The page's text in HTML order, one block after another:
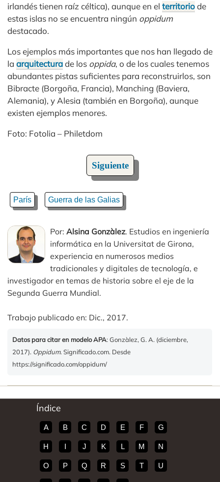
irlandés tienen raíz céltica), aunque en el territoriode
estas islas no se encuentra ningún oppidum
destacado.
Los ejemplos más importantes que nos han llegado de
la arquitecturade los oppida, o de los cuales tenemos
abundantes pistas suficientes para reconstruirlos, son
Bibracte (Borgoña, Francia), Manching (Baviera,
Alemania), y Alesia (también en Borgoña), aunque
existen ejemplos menores.
Foto: Fotolia – Philetdom
Siguiente
París Guerra de las Galias
Por: Alsina Gonzàlez. Estudios en ingeniería
informática en la Universitat de Girona,
experiencia en numerosos medios
tradicionales y digitales de tecnología, e
investigador en temas de historia sobre el eje de la
Segunda Guerra Mundial.
Trabajo publicado en: Dic., 2017.
Datos para citar en modelo APA: Gonzàlez, G. A. (diciembre,
2017). Oppidum. Significado.com. Desde
https://significado.com/oppidum/
Índice
A B C D E F G
H I J K L M N
O P Q R S T U